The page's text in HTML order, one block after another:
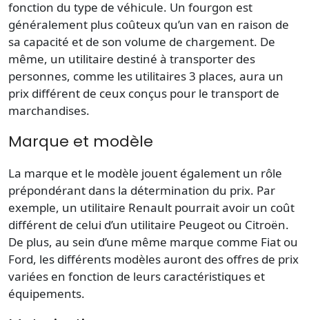
fonction du type de véhicule. Un fourgon est
généralement plus coûteux qu’un van en raison de
sa capacité et de son volume de chargement. De
même, un utilitaire destiné à transporter des
personnes, comme les utilitaires 3 places, aura un
prix différent de ceux conçus pour le transport de
marchandises.
Marque et modèle
La marque et le modèle jouent également un rôle
prépondérant dans la détermination du prix. Par
exemple, un utilitaire Renault pourrait avoir un coût
différent de celui d’un utilitaire Peugeot ou Citroën.
De plus, au sein d’une même marque comme Fiat ou
Ford, les différents modèles auront des offres de prix
variées en fonction de leurs caractéristiques et
équipements.